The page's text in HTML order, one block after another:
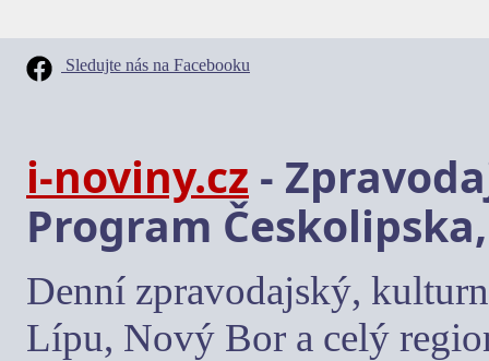
Sledujte nás na Facebooku
i-noviny.cz -
Program
Denní zpravodajský,
Lípu, Nový Bor a celý